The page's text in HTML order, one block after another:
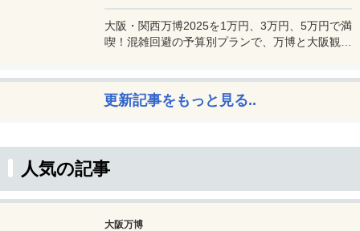
大阪・関西万博2025を1万円、3万円、5万円で満
喫！混雑回避の予算別プランで、万博と大阪観光
更新記事をもっと見る..
人気の記事
大阪万博